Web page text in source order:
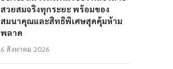
สวยสมจริงทุกระยะ พร้อมของ
สมนาคุณและสิทธิพิเศษสุดคุ้มห้าม
พลาด
6 สิงหาคม 2026